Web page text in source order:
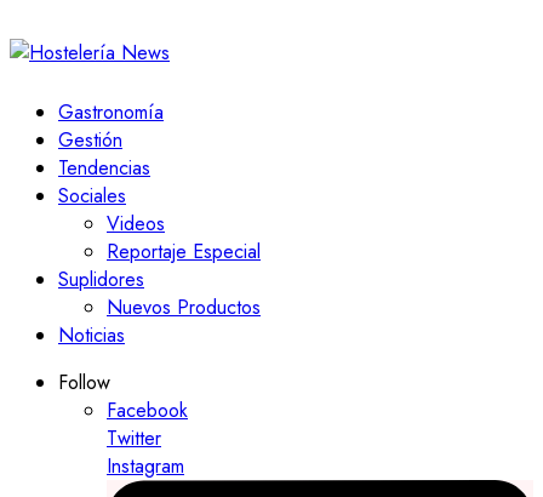
Gastronomía
Gestión
Tendencias
Sociales
Videos
Reportaje Especial
Suplidores
Nuevos Productos
Noticias
Follow
Facebook
Twitter
Instagram